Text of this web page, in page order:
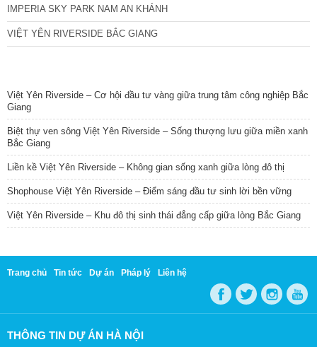
IMPERIA SKY PARK NAM AN KHÁNH
VIỆT YÊN RIVERSIDE BẮC GIANG
Việt Yên Riverside – Cơ hội đầu tư vàng giữa trung tâm công nghiệp Bắc
Giang
Biệt thự ven sông Việt Yên Riverside – Sống thượng lưu giữa miền xanh
Bắc Giang
Liền kề Việt Yên Riverside – Không gian sống xanh giữa lòng đô thị
Shophouse Việt Yên Riverside – Điểm sáng đầu tư sinh lời bền vững
Việt Yên Riverside – Khu đô thị sinh thái đẳng cấp giữa lòng Bắc Giang
Trang chủ Tin tức Dự án Pháp lý Liên hệ
THÔNG TIN DỰ ÁN HÀ NỘI